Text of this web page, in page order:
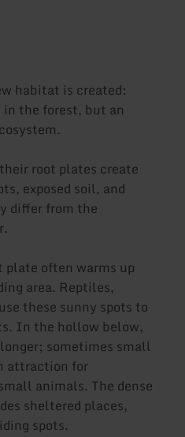
habitat is created:
in the forest, but an
root plates create
exposed soil, and
differ from the
plate often warms up
area. Reptiles,
these sunny spots to
In the hollow below,
sometimes small
attraction for
animals. The dense
sheltered places,
spots.